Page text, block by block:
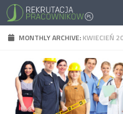
MONTHLY ARCHIVE:KWIECIEŃ